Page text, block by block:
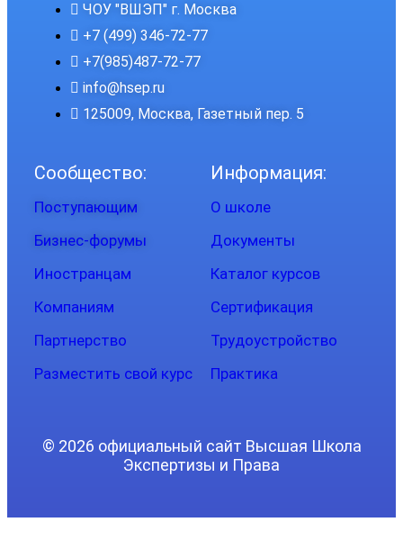
ЧОУ "ВШЭП" г. Москва
+7 (499) 346-72-77
+7(985)487-72-77
info@hsep.ru
125009, Москва, Газетный пер. 5
Сообщество:
Поступающим
Бизнес-форумы
Иностранцам
Компаниям
Партнерство
Разместить свой курс
Информация:
О школе
Документы
Каталог курсов
Сертификация
Трудоустройство
Практика
© 2026 официальный сайт Высшая Школа
Экспертизы и Права